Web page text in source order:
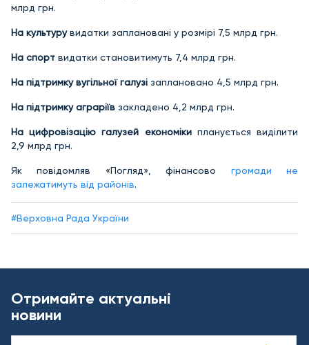
млрд грн.
На культурувидатки заплановані у розмірі 7,5 млрд грн.
На спорт видатки становитимуть 7,4 млрд грн.
На підтримку вугільної галузі заплановано 4,5 млрд грн.
На підтримку аграріїв закладено 4,2 млрд грн.
На цифровізацію галузей економіки планується виділити
2,9 млрд грн.
Як повідомляв «Погляд», фінансово громади не
залежатимуть від районів.
#Верховна Рада України
Отримайте актуальні
новини